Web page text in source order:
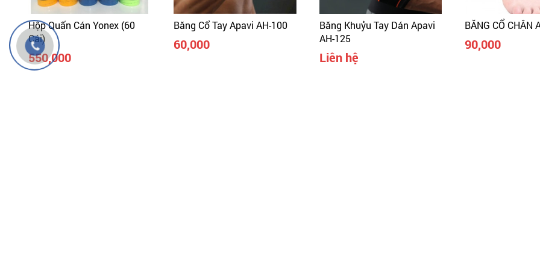
Hộp Quấn Cán Yonex (60
Cái)
550,000
Băng Cổ Tay Apavi AH-100
60,000
Băng Khuỷu Tay Dán Apavi
AH-125
Liên hệ
BĂNG CỔ CHÂN
90,000